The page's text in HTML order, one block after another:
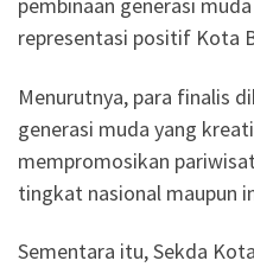
pembinaan generasi
representasi positif Kota
Menurutnya, para finalis
generasi muda yang
mempromosikan
tingkat nasional maupun
Sementara itu, Sekda